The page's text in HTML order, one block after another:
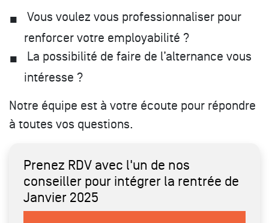
Vous voulez vous professionnaliser pour
renforcer votre employabilité ?
La possibilité de faire de l’alternance vous
intéresse ?
Notre équipe est à votre écoute pour répondre
à toutes vos questions.
Prenez RDV avec l'un de nos
conseiller pour intégrer la rentrée de
Janvier 2025